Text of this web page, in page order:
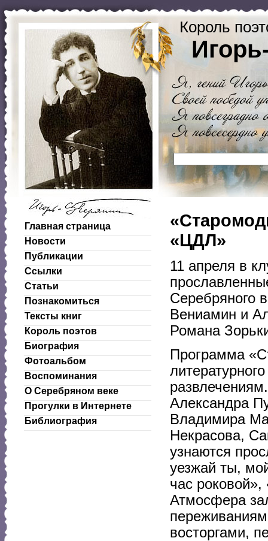
Король
Главная страница
Новости
Публикации
Ссылки
Статьи
Познакомиться
Тексты книг
Король поэтов
Биография
Фотоальбом
Воспоминания
О Серебряном веке
Прогулки в Интернете
Библиография
«ЦДЛ»
11 апреля в
Серебряного
Вениамин и
Романа
Программа
Александра
Владимира
Некрасова,
узнаются
уезжай ты,
час роковой»,
Атмосфера
восторгами,